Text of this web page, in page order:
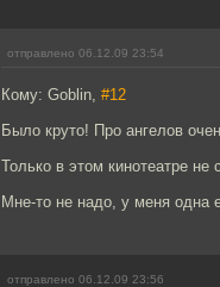
отправлено 06.12.09 23:54
Кому: Goblin, #12
Было круто! Про ангелов
Только в этом кинотеатре
Мне-то не надо, у меня одна
отправлено 06.12.09 23:56